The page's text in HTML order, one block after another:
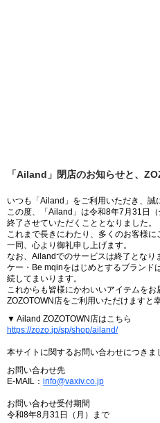
「Ailand」閉店のお知らせと、
いつも「Ailand」をご利用いただき、誠
この度、「Ailand」は令和8年7月31日
終了させていただくこととなりました。
これまで長きにわたり、多くのお客様
一同、心より御礼申し上げます。
なお、Ailandでのサービスは終了とな
ケー・Be mqinをはじめとするブランド
続してまいります。
これからも皆様にかわいいアイテムを
ZOZOTOWN店をご利用いただけますと
▼ Ailand ZOZOTOWN店はこちら
https://zozo.jp/sp/shop/ailand/
本サイトに関するお問い合わせにつきま
お問い合わせ先
E-MAIL： info@vaxiv.co.jp
お問い合わせ受付期間
令和8年8月31日（月）まで